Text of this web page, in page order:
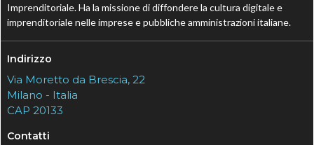
Imprenditoriale. Ha la missione di diffondere la cultura digitale e
imprenditoriale nelle imprese e pubbliche amministrazioni italiane.
Indirizzo
Via Moretto da Brescia, 22
Milano - Italia
CAP 20133
Contatti